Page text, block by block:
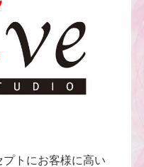
プトにお客様に高い